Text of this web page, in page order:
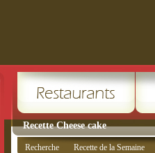
Recette Cheese cake
Recherche Recette de la Semaine